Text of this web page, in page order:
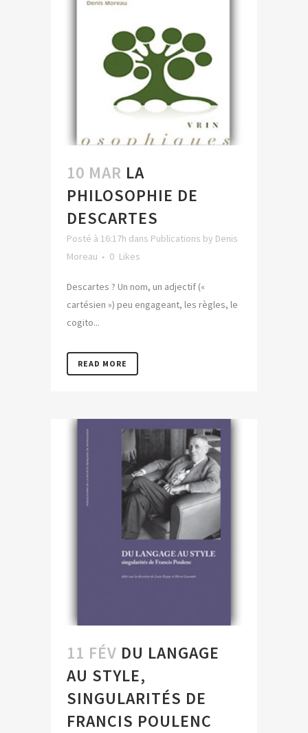
10 MAR LA
PHILOSOPHIE DE
DESCARTES
Posté à 16:17h dans Publications by Denis
Moreau
0 Likes
Descartes ? Un nom, un adjectif («
cartésien ») peu engageant, les règles, le
cogito...
READ MORE
11 FÉV DU LANGAGE
AU STYLE,
SINGULARITÉS DE
FRANCIS POULENC